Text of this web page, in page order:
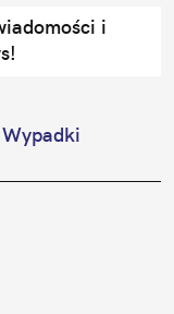
i
Wypadki